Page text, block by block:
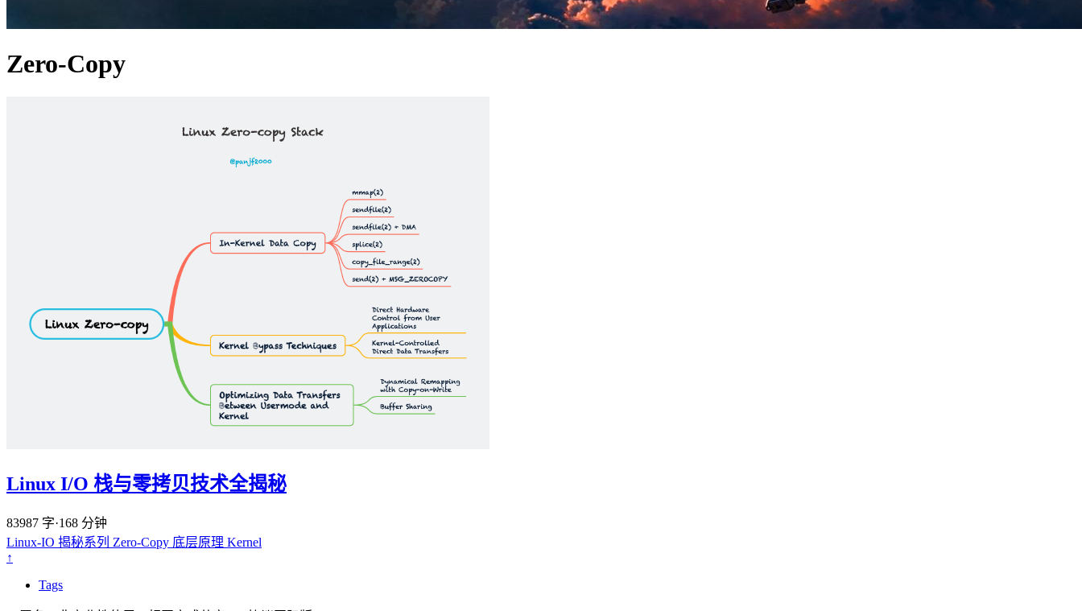
Zero-Copy
Linux I/O 栈与零拷贝技术全揭秘
83987 字·168 分钟
Linux-IO 揭秘系列 Zero-Copy 底层原理 Kernel
↑
Tags